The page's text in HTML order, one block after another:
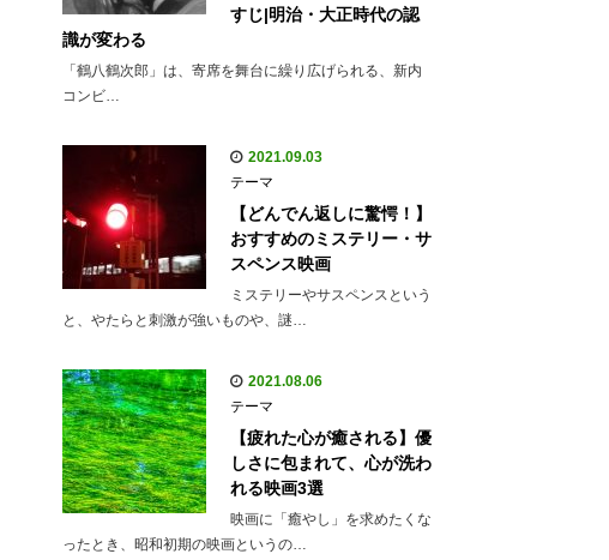
すじ|明治・大正時代の認
識が変わる
「鶴八鶴次郎」は、寄席を舞台に繰り広げられる、新内
コンビ…
2021.09.03
テーマ
【どんでん返しに驚愕！】
おすすめのミステリー・サ
スペンス映画
ミステリーやサスペンスという
と、やたらと刺激が強いものや、謎…
2021.08.06
テーマ
【疲れた心が癒される】優
しさに包まれて、心が洗わ
れる映画3選
映画に「癒やし」を求めたくな
ったとき、昭和初期の映画というの…